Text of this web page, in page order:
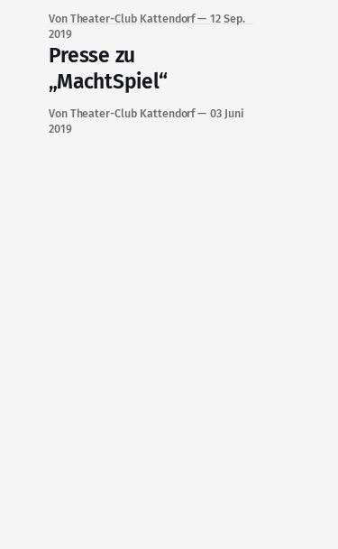
Von Theater-Club Kattendorf
12 Sep.
2019
Presse zu
„MachtSpiel“
Von Theater-Club Kattendorf
03 Juni
2019